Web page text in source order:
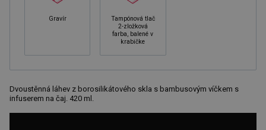
Gravír
Tampónová tlač
2-zložková
farba, balené v
krabičke
Dvoustěnná láhev z borosilikátového skla s bambusovým víčkem s
infuserem na čaj. 420 ml.